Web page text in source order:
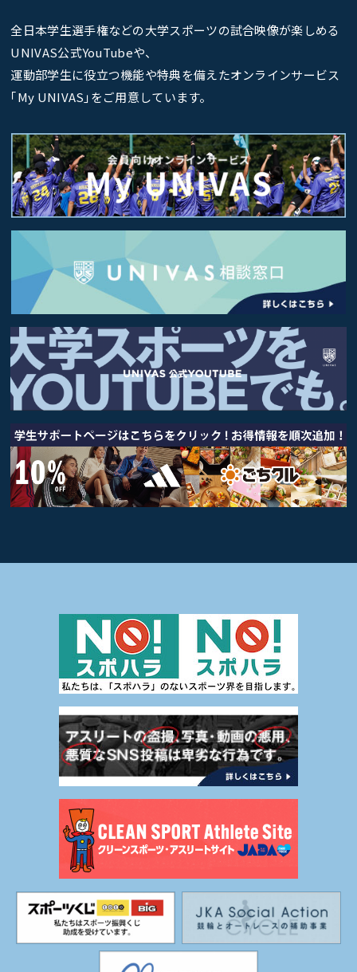
全日本学生選手権などの大学スポーツの試合映像が楽しめる
UNIVAS公式YouTubeや、
運動部学生に役立つ機能や特典を備えたオンラインサービス
｢My UNIVAS｣をご用意しています。